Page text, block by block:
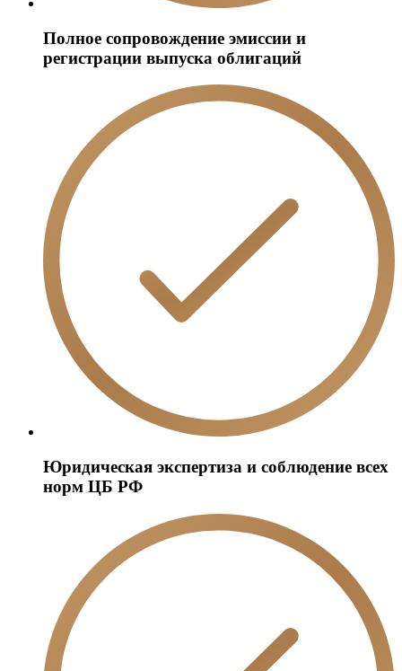
Полное сопровождение эмиссии и
регистрации выпуска облигаций
Юридическая экспертиза и соблюдение всех
норм ЦБ РФ